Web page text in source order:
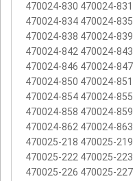
470024-830 470024-
470024-834 470024-
470024-838 470024-
470024-842 470024-
470024-846 470024-
470024-850 470024-
470024-854 470024-
470024-858 470024-
470024-862 470024-
470025-218 470025-
470025-222 470025-
470025-226 470025-